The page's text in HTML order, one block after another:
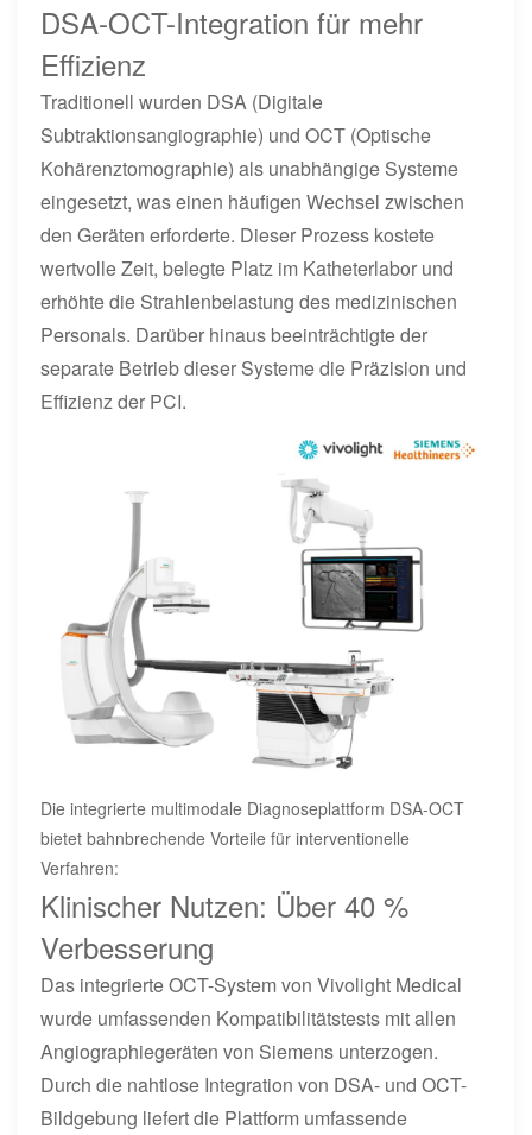
DSA-OCT-Integration für mehr
Effizienz
Traditionell wurden DSA (Digitale
Subtraktionsangiographie) und OCT (Optische
Kohärenztomographie) als unabhängige Systeme
eingesetzt, was einen häufigen Wechsel zwischen
den Geräten erforderte. Dieser Prozess kostete
wertvolle Zeit, belegte Platz im Katheterlabor und
erhöhte die Strahlenbelastung des medizinischen
Personals. Darüber hinaus beeinträchtigte der
separate Betrieb dieser Systeme die Präzision und
Effizienz der PCI.
Die integrierte multimodale Diagnoseplattform DSA-OCT
bietet bahnbrechende Vorteile für interventionelle
Verfahren:
Klinischer Nutzen: Über 40 %
Verbesserung
Das integrierte OCT-System von Vivolight Medical
wurde umfassenden Kompatibilitätstests mit allen
Angiographiegeräten von Siemens unterzogen.
Durch die nahtlose Integration von DSA- und OCT-
Bildgebung liefert die Plattform umfassende